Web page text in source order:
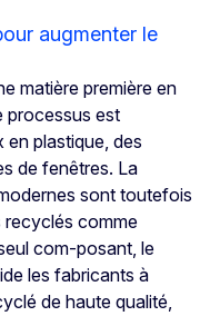
augmenter le
matière première en
processus est
en plastique, des
de fenêtres. La
sont toutefois
recyclés comme
com-posant, le
les fabricants à
de haute qualité,